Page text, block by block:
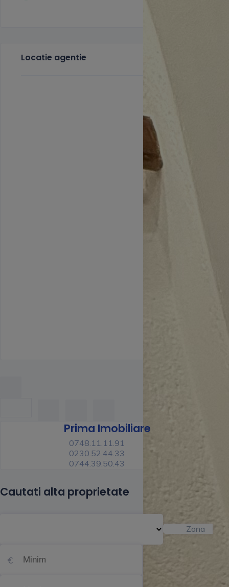
Locatie agentie
Prima Imobiliare
0748.11.11.91
0230.52.44.33
0744.39.50.43
Cautati alta proprietate
Zona